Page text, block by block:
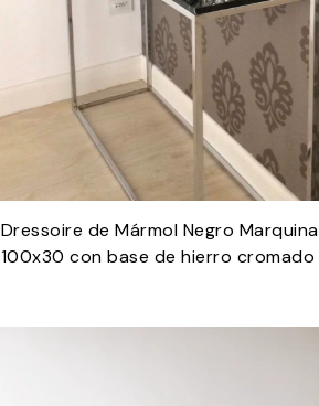
Dressoire de Mármol Negro Marquina
100x30 con base de hierro cromado